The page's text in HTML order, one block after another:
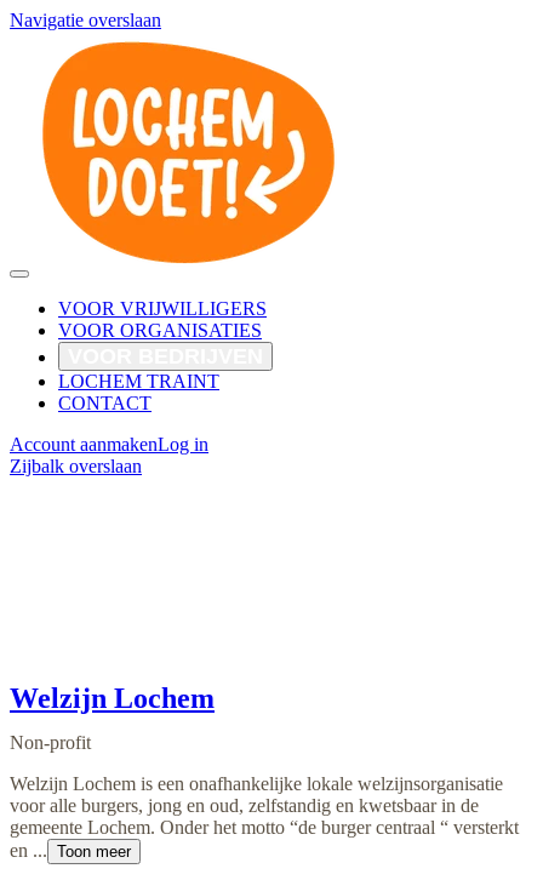
Navigatie overslaan
VOOR VRIJWILLIGERS
VOOR ORGANISATIES
LOCHEM TRAINT
CONTACT
Account aanmakenLog in
Zijbalk overslaan
Welzijn Lochem
Non-profit
Welzijn Lochem is een onafhankelijke lokale welzijnsorganisatie
voor alle burgers, jong en oud, zelfstandig en kwetsbaar in de
gemeente Lochem. Onder het motto “de burger centraal “ versterkt
en ... Toon meer